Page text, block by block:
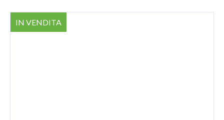
VENDITA COMMERCIALE
AFFITTO COMMERCIALE
IN VENDITA